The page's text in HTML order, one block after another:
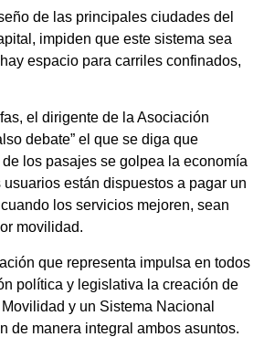
de las principales ciudades del
impiden que este sistema sea
espacio para carriles confinados,
el dirigente de la Asociación
debate” el que se diga que
los pasajes se golpea la economía
están dispuestos a pagar un
los servicios mejoren, sean
movilidad.
que representa impulsa en todos
política y legislativa la creación de
y un Sistema Nacional
de manera integral ambos asuntos.